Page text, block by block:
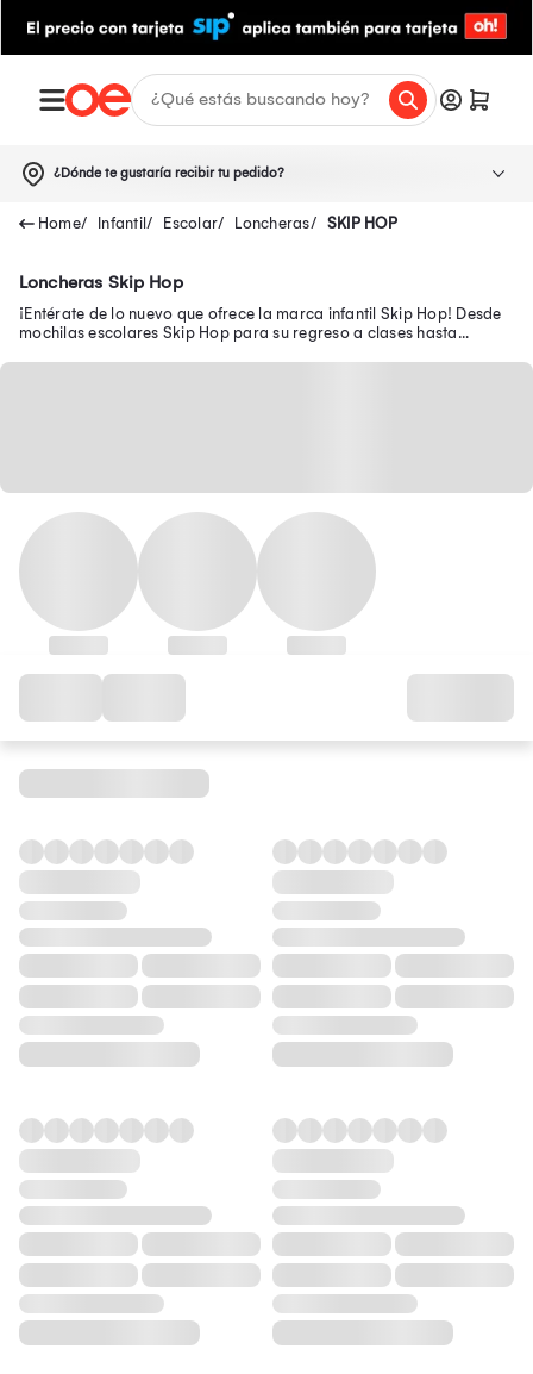
¿Dónde te gustaría recibir tu pedido?
Infantil Escolar Loncheras SKIP HOP
Loncheras Skip Hop
¡Entérate de lo nuevo que ofrece la marca infantil Skip Hop! Desde
mochilas escolares Skip Hop para su regreso a clases hasta